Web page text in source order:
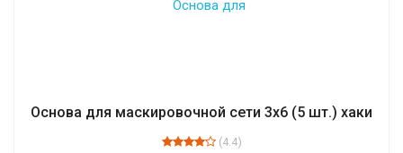
Основа для маскировочной сети 3х6 (5 шт.) хаки
(4.4)